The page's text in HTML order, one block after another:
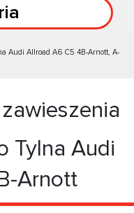
Audi Allroad A6 C5 4B-Arnott, A-
Tylna Audi
Arnott